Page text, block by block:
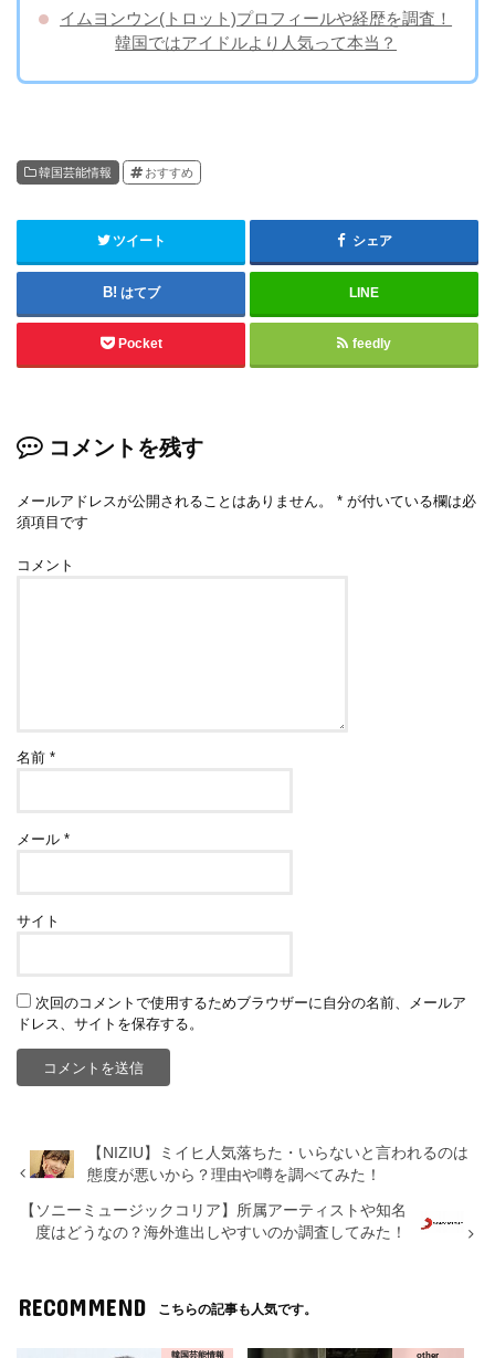
イムヨンウン(トロット)プロフィールや経歴を調査！
韓国ではアイドルより人気って本当？
韓国芸能情報 おすすめ
ツイート シェア
はてブ LINE
Pocket feedly
コメントを残す
メールアドレスが公開されることはありません。 * が付いている欄は必
須項目です
コメント
名前*
メール*
サイト
次回のコメントで使用するためブラウザーに自分の名前、メールア
ドレス、サイトを保存する。
【NIZIU】ミイヒ人気落ちた・いらないと言われるのは
態度が悪いから？理由や噂を調べてみた！
【ソニーミュージックコリア】所属アーティストや知名
度はどうなの？海外進出しやすいのか調査してみた！
RECOMMEND こちらの記事も人気です。
韓国芸能情報 other